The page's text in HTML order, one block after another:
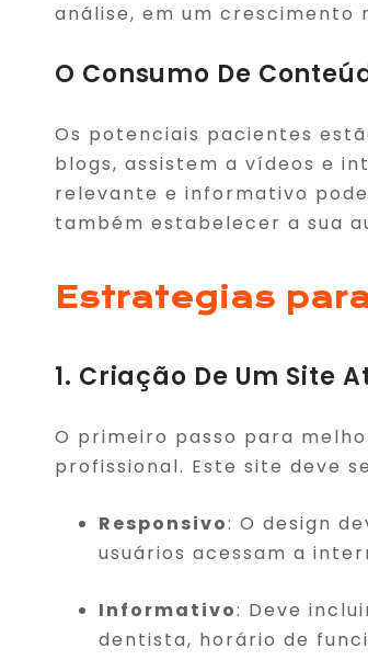
análise, em um crescimento
O Consumo De
Os potenciais pacientes
blogs, assistem a vídeos e
relevante e informativo
também estabelecer a sua
Estrategias
1. Criação De Um Site
O primeiro passo para
profissional. Este site deve
Responsivo: O design
usuários acessam a
Informativo: Deve
dentista, horário de